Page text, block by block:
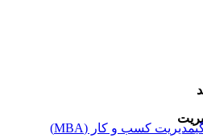
مدیریت کسب و کار (MBA)